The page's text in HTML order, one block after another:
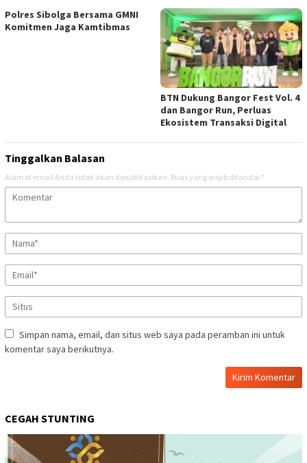
Polres Sibolga Bersama GMNI
Komitmen Jaga Kamtibmas
BTN Dukung Bangor Fest Vol. 4
dan Bangor Run, Perluas
Ekosistem Transaksi Digital
Tinggalkan Balasan
Alamat email Anda tidak akan dipublikasikan. Ruas yang wajib ditandai *
Simpan nama, email, dan situs web saya pada peramban ini untuk
komentar saya berikutnya.
CEGAH STUNTING